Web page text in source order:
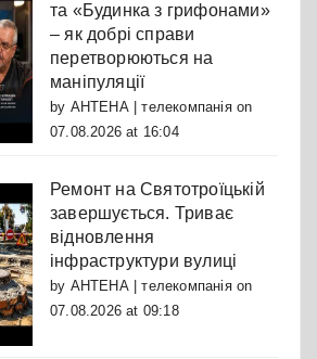
та «Будинка з грифонами»
– як добрі справи
перетворюються на
маніпуляції
by АНТЕНА | телекомпаніяon
07.08.2026 at 16:04
Ремонт на Святотроїцькій
завершується. Триває
відновлення
інфраструктури вулиці
by АНТЕНА | телекомпаніяon
07.08.2026 at 09:18